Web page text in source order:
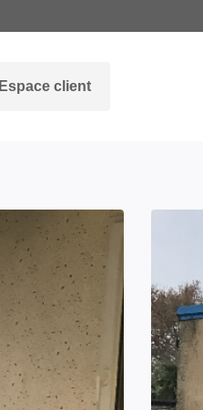
Espace client